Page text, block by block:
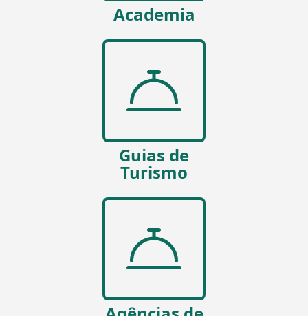
Academia
Guias de
Turismo